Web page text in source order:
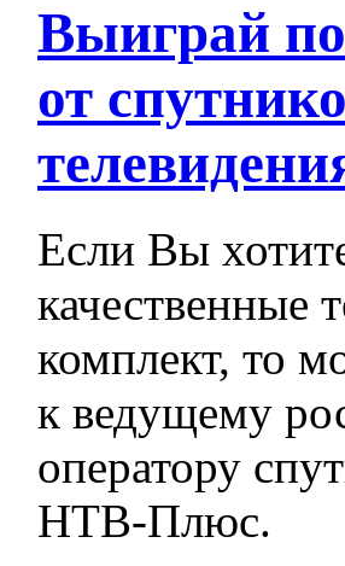
Выиграй
от
Если Вы
качественные
комплект, то
к ведущему
оператору
НТВ-Плюс.